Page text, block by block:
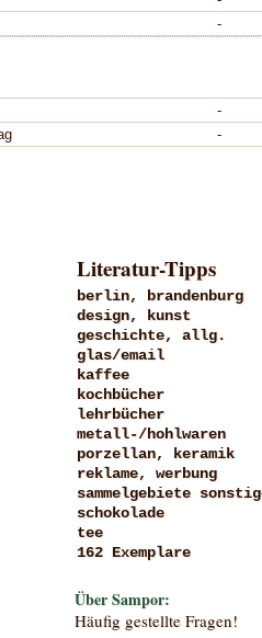
-
-
-
Literatur-Tipps
berlin, brandenburg
design, kunst
geschichte, allg.
glas/email
kaffee
kochbücher
lehrbücher
metall-/hohlwaren
porzellan, keramik
reklame, werbung
sammelgebiete
schokolade
tee
162 Exemplare
Über Sampor:
Häufig gestellte Fragen!